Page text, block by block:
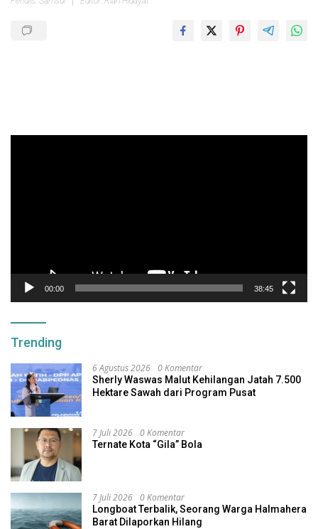
00:00 38:45
Trending
6 Agustus 2026 0 Komentar
Sherly Waswas Malut Kehilangan Jatah 7.500
Hektare Sawah dari Program Pusat
7 Juli 2026 0 Komentar
Ternate Kota “Gila” Bola
7 Juli 2026 0 Komentar
Longboat Terbalik, Seorang Warga Halmahera
Barat Dilaporkan Hilang